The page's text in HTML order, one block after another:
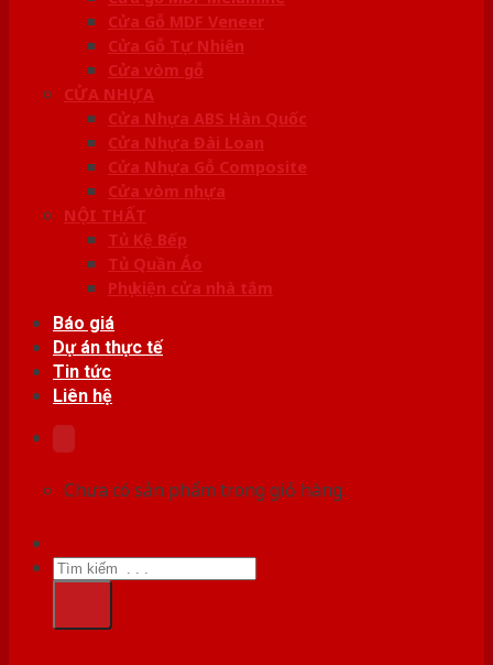
Cửa Gỗ MDF Veneer
Cửa Gỗ Tự Nhiên
Cửa vòm gỗ
CỬA NHỰA
Cửa Nhựa ABS Hàn Quốc
Cửa Nhựa Đài Loan
Cửa Nhựa Gỗ Composite
Cửa vòm nhựa
NỘI THẤT
Tủ Kệ Bếp
Tủ Quần Áo
Phụ kiện cửa nhà tắm
Báo giá
Dự án thực tế
Tin tức
Liên hệ
Chưa có sản phẩm trong giỏ hàng.
Tìm
kiếm: